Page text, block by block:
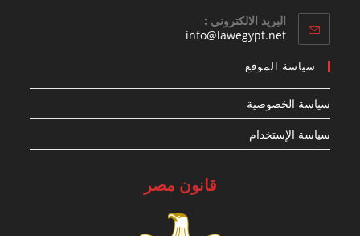
البريد الالكتروني :
info@lawegypt.net
سياسة الموقع
سياسة الخصوصية
سياسة الإستخدام
قانون مصر